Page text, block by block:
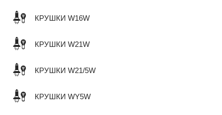
КРУШКИ W16W
КРУШКИ W21W
КРУШКИ W21/5W
КРУШКИ WY5W